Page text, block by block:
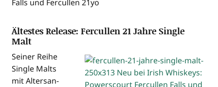
Ältestes Release: Fercullen 21 Jahre Single
Malt
Sei­ner Rei­he
Sin­gle Malts
mit Alters­an­